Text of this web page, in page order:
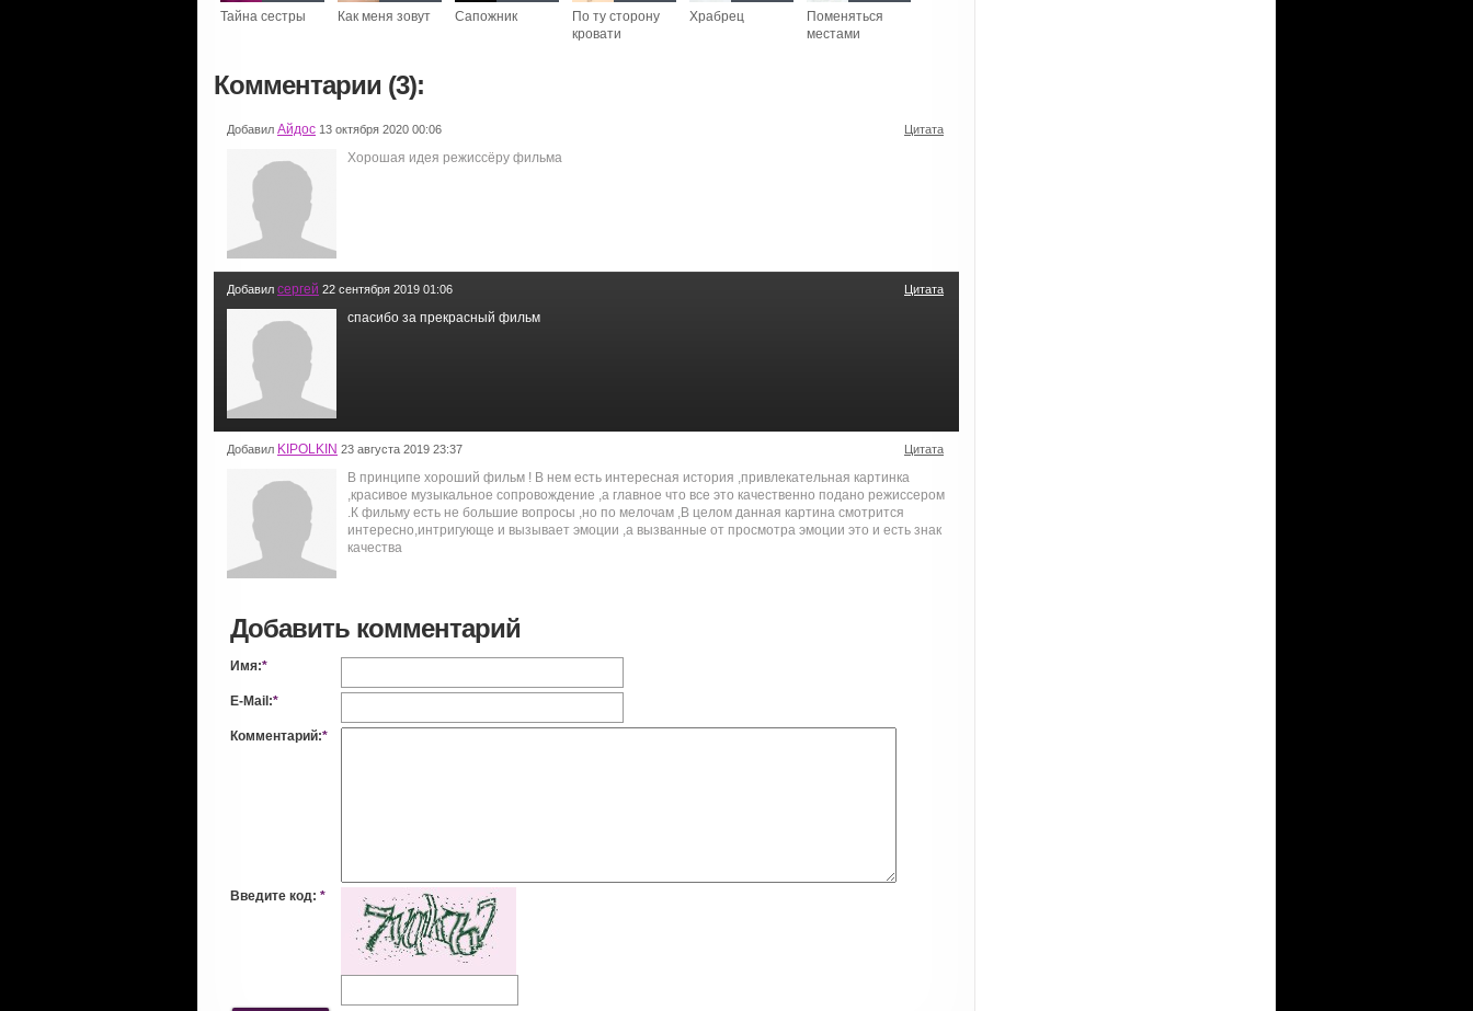
Тайна сестры
Как меня зовут
Сапожник
По ту сторону
кровати
Храбрец
Поменяться
местами
Комментарии (3):
Добавил Айдос 13 октября 2020 00:06 Цитата
Хорошая идея режиссёру фильма
Добавил сергей 22 сентября 2019 01:06 Цитата
спасибо за прекрасный фильм
Добавил KIPOLKIN 23 августа 2019 23:37 Цитата
В принципе хороший фильм ! В нем есть интересная история ,привлекательная картинка
,красивое музыкальное сопровождение ,а главное что все это качественно подано режиссером
.К фильму есть не большие вопросы ,но по мелочам ,В целом данная картина смотрится
интересно,интригующе и вызывает эмоции ,а вызванные от просмотра эмоции это и есть знак
качества
Добавить комментарий
Имя:*
E-Mail:*
Комментарий:*
Введите код: *